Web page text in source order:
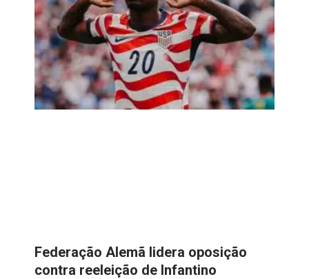
Federação Alemã lidera oposição
contra reeleição de Infantino